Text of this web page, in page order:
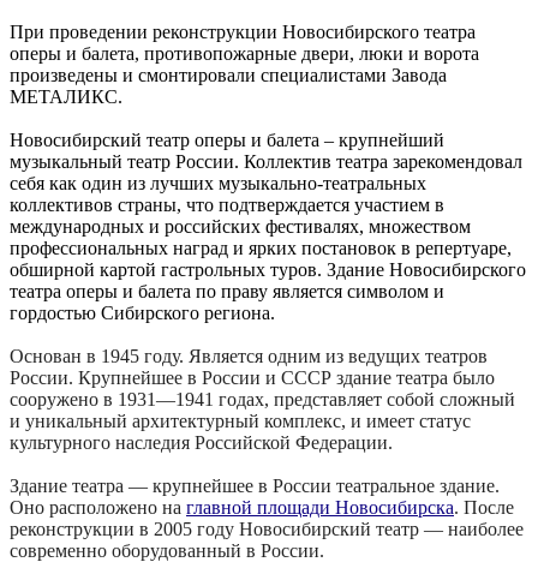
При проведении реконструкции Новосибирского театра
оперы и балета, противопожарные двери, люки и ворота
произведены и смонтировали специалистами Завода
МЕТАЛИКС.
Новосибирский театр оперы и балета – крупнейший
музыкальный театр России. Коллектив театра зарекомендовал
себя как один из лучших музыкально-театральных
коллективов страны, что подтверждается участием в
международных и российских фестивалях, множеством
профессиональных наград и ярких постановок в репертуаре,
обширной картой гастрольных туров. Здание Новосибирского
театра оперы и балета по праву является символом и
гордостью Сибирского региона.
Основан в 1945 году. Является одним из ведущих театров
России. Крупнейшее в России и СССР здание театра было
сооружено в 1931—1941 годах, представляет собой сложный
и уникальный архитектурный комплекс, и имеет статус
культурного наследия Российской Федерации.
Здание театра — крупнейшее в России театральное здание.
Оно расположено на главной площади Новосибирска. После
реконструкции в 2005 году Новосибирский театр — наиболее
современно оборудованный в России.